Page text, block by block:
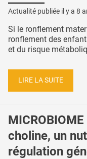
Actualité publiée il y a 8
Si le ronflement
ronflement des
et du risque
LIRE LA SUITE
choline, un
régulation